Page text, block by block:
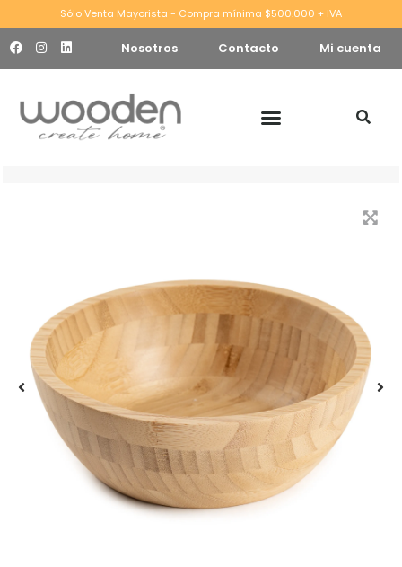
Sólo Venta Mayorista - Compra mínima $500.000 + IVA
Nosotros Contacto Mi cuenta